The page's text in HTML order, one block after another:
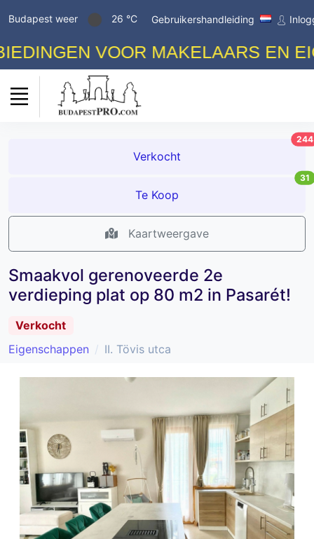
Budapest weer 26 °C Gebruikershandleiding
VOOR MAKELAARS EN
Verkocht
244
Te Koop
31
Kaartweergave
Smaakvol gerenoveerde 2e
verdieping plat op 80 m2 in Pasarét!
Verkocht
Eigenschappen
II. Tövis utca